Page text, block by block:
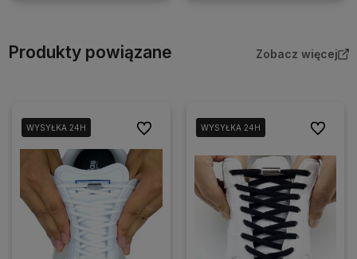
Produkty powiązane Zobacz więcej
WYSYŁKA 24H
WYSYŁKA 24H Do ulubionychWYSYŁKA 24H
WYSYŁKA 24H Do